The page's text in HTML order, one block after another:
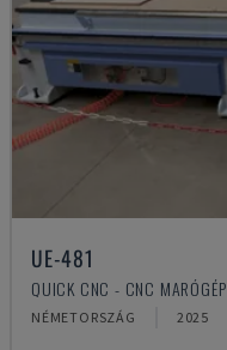
UE-481
QUICK CNC - CNC MARÓGÉP
NÉMETORSZÁG 2025